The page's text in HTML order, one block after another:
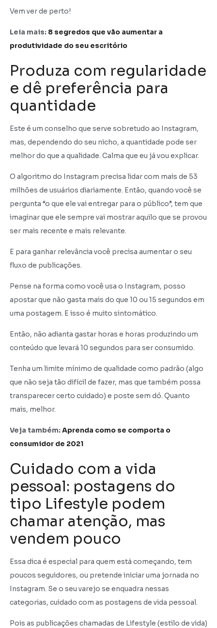
Vem ver de perto!
Leia mais: 8 segredos que vão aumentar a
produtividade do seu escritório
Produza com regularidade
e dê preferência para
quantidade
Este é um conselho que serve sobretudo ao Instagram,
mas, dependendo do seu nicho, a quantidade pode ser
melhor do que a qualidade. Calma que eu já vou explicar.
O algoritmo do Instagram precisa lidar com mais de 53
milhões de usuários diariamente. Então, quando você se
pergunta “o que ele vai entregar para o público”, tem que
imaginar que ele sempre vai mostrar aquilo que se provou
ser mais recente e mais relevante.
E para ganhar relevância você precisa aumentar o seu
fluxo de publicações.
Pense na forma como você usa o Instagram, posso
apostar que não gasta mais do que 10 ou 15 segundos em
uma postagem. E isso é muito sintomático.
Então, não adianta gastar horas e horas produzindo um
conteúdo que levará 10 segundos para ser consumido.
Tenha um limite mínimo de qualidade como padrão (algo
que não seja tão difícil de fazer, mas que também possa
transparecer certo cuidado) e poste sem dó. Quanto
mais, melhor.
Veja também:Aprenda como se comporta o
consumidor de 2021
Cuidado com a vida
pessoal: postagens do
tipo Lifestyle podem
chamar atenção, mas
vendem pouco
Essa dica é especial para quem está começando, tem
poucos seguidores, ou pretende iniciar uma jornada no
Instagram. Se o seu varejo se enquadra nessas
categorias, cuidado com as postagens de vida pessoal.
Pois as publicações chamadas de Lifestyle (estilo de vida)